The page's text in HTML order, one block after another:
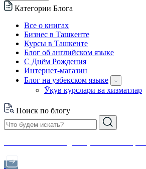
Категории Блога
Все о книгах
Бизнес в Ташкенте
Курсы в Ташкенте
Блог об английском языке
С Днём Рождения
Интернет-магазин
Блог на узбекском языке
Ўқув курслари ва хизматлар
Поиск по блогу